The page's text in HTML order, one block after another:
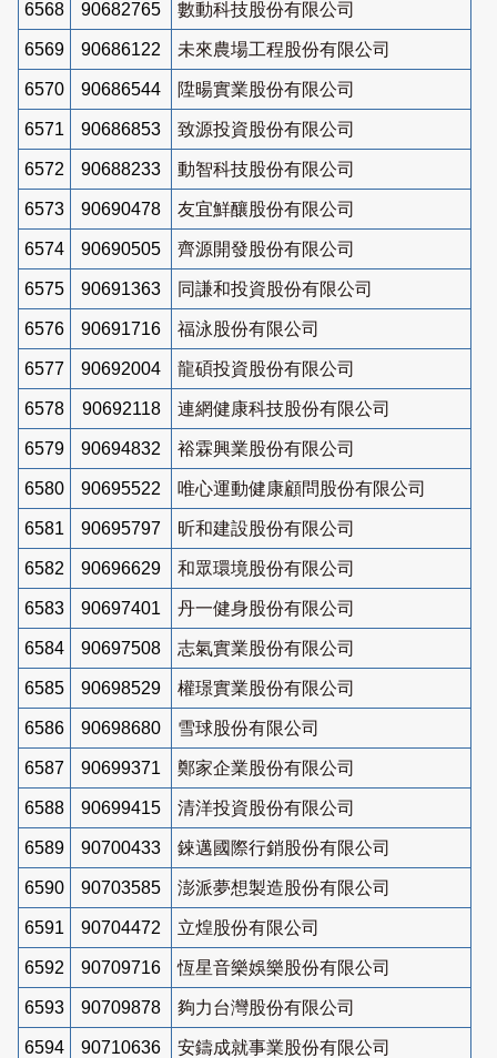
6568 90682765 數動科技股份有限公司
6569 90686122 未來農場工程股份有限公司
6570 90686544 陞暘實業股份有限公司
6571 90686853 致源投資股份有限公司
6572 90688233 動智科技股份有限公司
6573 90690478 友宜鮮釀股份有限公司
6574 90690505 齊源開發股份有限公司
6575 90691363 同謙和投資股份有限公司
6576 90691716 福泳股份有限公司
6577 90692004 龍碩投資股份有限公司
6578 90692118 連網健康科技股份有限公司
6579 90694832 裕霖興業股份有限公司
6580 90695522 唯心運動健康顧問股份有限公司
6581 90695797 昕和建設股份有限公司
6582 90696629 和眾環境股份有限公司
6583 90697401 丹一健身股份有限公司
6584 90697508 志氣實業股份有限公司
6585 90698529 權璟實業股份有限公司
6586 90698680 雪球股份有限公司
6587 90699371 鄭家企業股份有限公司
6588 90699415 清洋投資股份有限公司
6589 90700433 錸邁國際行銷股份有限公司
6590 90703585 澎派夢想製造股份有限公司
6591 90704472 立煌股份有限公司
6592 90709716 恆星音樂娛樂股份有限公司
6593 90709878 夠力台灣股份有限公司
6594 90710636 安鑄成就事業股份有限公司